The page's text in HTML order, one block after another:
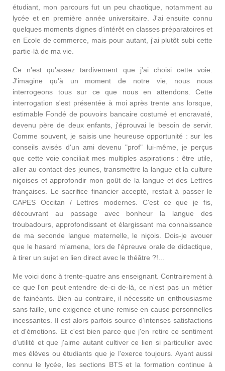
étudiant, mon parcours fut un peu chaotique, notamment au
lycée et en première année universitaire. J'ai ensuite connu
quelques moments dignes d'intérêt en classes préparatoires et
en Ecole de commerce, mais pour autant, j'ai plutôt subi cette
partie-là de ma vie.
Ce n'est qu'assez tardivement que j'ai choisi cette voie.
J'imagine qu'à un moment de notre vie, nous nous
interrogeons tous sur ce que nous en attendons. Cette
interrogation s'est présentée à moi après trente ans lorsque,
estimable Fondé de pouvoirs bancaire costumé et encravaté,
devenu père de deux enfants, j'éprouvai le besoin de servir.
Comme souvent, je saisis une heureuse opportunité : sur les
conseils avisés d'un ami devenu "prof" lui-même, je perçus
que cette voie conciliait mes multiples aspirations : être utile,
aller au contact des jeunes, transmettre la langue et la culture
niçoises et approfondir mon goût de la langue et des Lettres
françaises. Le sacrifice financier accepté, restait à passer le
CAPES Occitan / Lettres modernes. C'est ce que je fis,
découvrant au passage avec bonheur la langue des
troubadours, approfondissant et élargissant ma connaissance
de ma seconde langue maternelle, le niçois. Dois-je avouer
que le hasard m'amena, lors de l'épreuve orale de didactique,
à tirer un sujet en lien direct avec le théâtre ?!...
Me voici donc à trente-quatre ans enseignant. Contrairement à
ce que l'on peut entendre de-ci de-là, ce n'est pas un métier
de fainéants. Bien au contraire, il nécessite un enthousiasme
sans faille, une exigence et une remise en cause personnelles
incessantes. Il est alors parfois source d'intenses satisfactions
et d'émotions. Et c'est bien parce que j'en retire ce sentiment
d'utilité et que j'aime autant cultiver ce lien si particulier avec
mes élèves ou étudiants que je l'exerce toujours. Ayant aussi
connu le lycée, les sections BTS et la formation continue à